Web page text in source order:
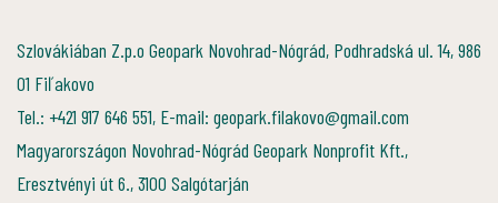
Szlovákiában Z.p.o Geopark Novohrad-Nógrád, Podhradská ul. 14, 986
01 Fiľakovo
Tel.: +421 917 646 551, E-mail: geopark.filakovo@gmail.com
Magyarországon Novohrad-Nógrád Geopark Nonprofit Kft.,
Eresztvényi út 6., 3100 Salgótarján